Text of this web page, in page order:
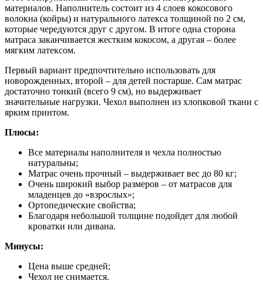
материалов. Наполнитель состоит из 4 слоев кокосового
волокна (койры) и натурального латекса толщиной по 2 см,
которые чередуются друг с другом. В итоге одна сторона
матраса заканчивается жестким кокосом, а другая – более
мягким латексом.
Первый вариант предпочтительно использовать для
новорожденных, второй – для детей постарше. Сам матрас
достаточно тонкий (всего 9 см), но выдерживает
значительные нагрузки. Чехол выполнен из хлопковой ткани с
ярким принтом.
Плюсы:
Все материалы наполнителя и чехла полностью
натуральны;
Матрас очень прочный – выдерживает вес до 80 кг;
Очень широкий выбор размеров – от матрасов для
младенцев до «взрослых»;
Ортопедические свойства;
Благодаря небольшой толщине подойдет для любой
кроватки или дивана.
Минусы:
Цена выше средней;
Чехол не снимается.